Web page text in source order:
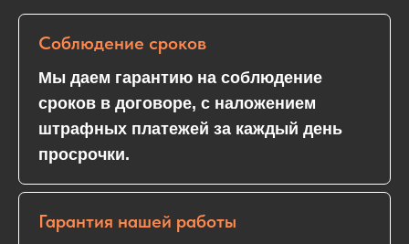
Соблюдение сроков
Мы даем гарантию на соблюдение
сроков в договоре, с наложением
штрафных платежей за каждый день
просрочки.
Гарантия нашей работы